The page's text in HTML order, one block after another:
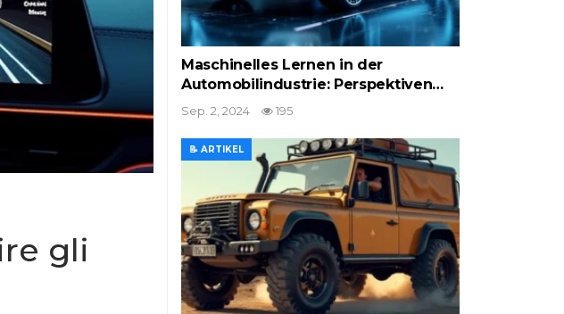
gli
Maschinelles Lernen in der
Automobilindustrie: Perspektiven…
Sep. 2, 2024 195
📝 ARTIKEL